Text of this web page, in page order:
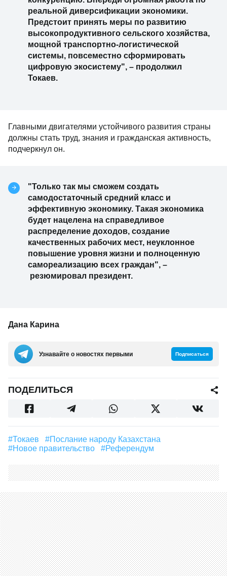
реальной диверсификации экономики.
Предстоит принять меры по развитию
высокопродуктивного сельского хозяйства,
мощной транспортно-логистической
системы, повсеместно сформировать
цифровую экосистему", – продолжил
Токаев.
Главными двигателями устойчивого развития страны
должны стать труд, знания и гражданская активность,
подчеркнул он.
"Только так мы сможем создать
самодостаточный средний класс и
эффективную экономику. Такая экономика
будет нацелена на справедливое
распределение доходов, создание
качественных рабочих мест, неуклонное
повышение уровня жизни и полноценную
самореализацию всех граждан", –
резюмировал президент.
Дана Карина
Узнавайте о новостях первыми Подписаться
ПОДЕЛИТЬСЯ
#Токаев
#Послание народу Казахстана
#новое правительство
#Референдум